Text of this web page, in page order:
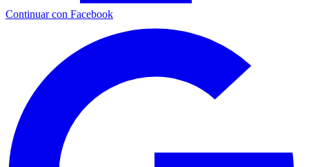
Continuar con Facebook